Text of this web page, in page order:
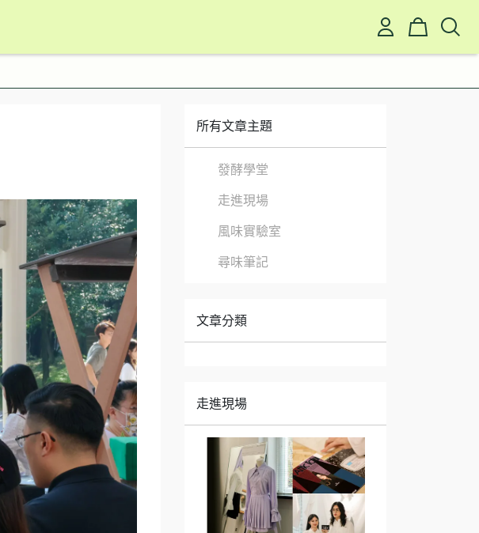
所有文章主題
發酵學堂
走進現場
風味實驗室
尋味筆記
文章分類
走進現場